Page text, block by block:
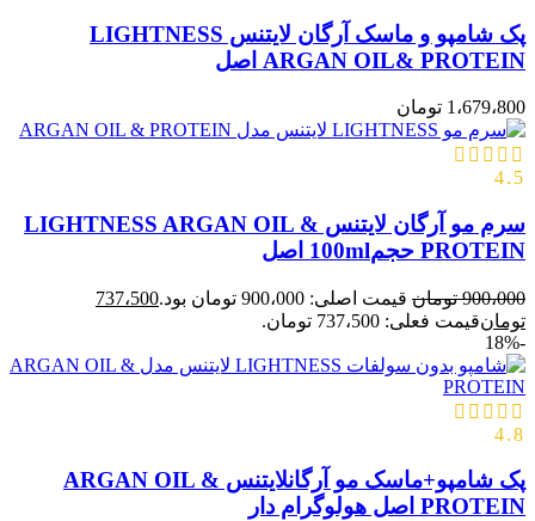
پک شامپو و ماسک آرگان لایتنس LIGHTNESS
ARGAN OIL& PROTEIN اصل
1،679،800 تومان
4.5
سرم مو آرگان لایتنس LIGHTNESS ARGAN OIL &
PROTEIN حجم100ml اصل
900،000 تومان قیمت اصلی: 900،000 تومان بود.
737،500
تومانقیمت فعلی: 737،500 تومان.
-18%
4.8
پک شامپو+ماسک مو آرگانلایتنس ARGAN OIL &
PROTEIN اصل هولوگرام دار